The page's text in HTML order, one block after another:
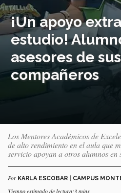
¡Un apoyo
estudio!
asesores de sus
compañeros
Los Mentores Académicos de
de alto rendimiento en el aula que
servicio apoyan a otros alumnos en
Por KARLA ESCOBAR | CAMPUS
Tiempo estimado de lectura:3 mins